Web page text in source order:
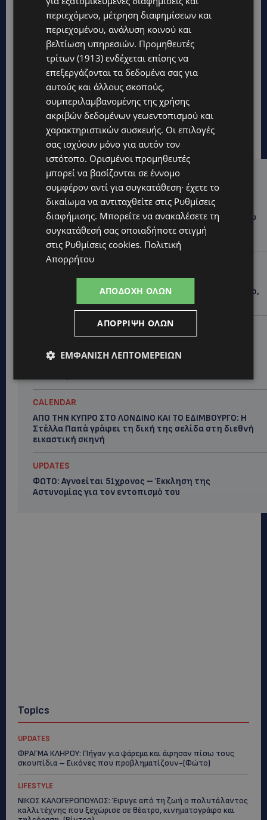
Hot this week
UPDATES
ΦΡΑΓΜΑ ΚΛΗΡΟΥ: Πήγαν για ψάρεμα και άφησαν πίσω
τους σκουπίδια – Εικόνες που προβληματίζουν-
(Φώτο)
LIFESTYLE
ΝΙΚΟΣ ΚΑΛΟΓΕΡΟΠΟΥΛΟΣ: Έφυγε από τη ζωή ο
πολυτάλαντος καλλιτέχνης που ξεχώρισε σε θέατρο,
κινηματογράφο και τηλεόραση-(Bίντεο)
μπαίνει στο σπίτι της –Έλειπε στο εξωτερικό
CALENDAR
ΑΠΟ ΤΗΝ ΚΥΠΡΟ ΣΤΟ ΛΟΝΔΙΝΟ ΚΑΙ ΤΟ ΕΔΙΜΒΟΥΡΓΟ: Η
Στέλλα Παπά γράφει τη δική της σελίδα στη διεθνή
εικαστική σκηνή
UPDATES
ΦΩΤΟ: Αγνοείται 51χρονος – Έκκληση της
Αστυνομίας για τον εντοπισμό του
Topics
UPDATES
ΦΡΑΓΜΑ ΚΛΗΡΟΥ: Πήγαν για ψάρεμα και άφησαν πίσω τους
σκουπίδια – Εικόνες που προβληματίζουν-(Φώτο)
LIFESTYLE
ΝΙΚΟΣ ΚΑΛΟΓΕΡΟΠΟΥΛΟΣ: Έφυγε από τη ζωή ο πολυτάλαντος
καλλιτέχνης που ξεχώρισε σε θέατρο, κινηματογράφο και
περιεχόμενο, μέτρηση διαφημίσεων και
περιεχομένου, ανάλυση κοινού και
βελτίωση υπηρεσιών. Προμηθευτές
τρίτων (1913) ενδέχεται επίσης να
επεξεργάζονται τα δεδομένα σας για
αυτούς και άλλους σκοπούς,
συμπεριλαμβανομένης της χρήσης
ακριβών δεδομένων γεωεντοπισμού και
χαρακτηριστικών συσκευής. Οι επιλογές
σας ισχύουν μόνο για αυτόν τον
ιστότοπο. Ορισμένοι προμηθευτές
μπορεί να βασίζονται σε έννομο
συμφέρον αντί για συγκατάθεση· έχετε το
δικαίωμα να αντιταχθείτε στις Ρυθμίσεις
διαφήμισης. Μπορείτε να ανακαλέσετε τη
συγκατάθεσή σας οποιαδήποτε στιγμή
στις Ρυθμίσεις cookies. Πολιτική
Απορρήτου
ΑΠΟΔΟΧΉ ΌΛΩΝ
ΑΠΌΡΡΙΨΗ ΌΛΩΝ
ΕΜΦΆΝΙΣΗ ΛΕΠΤΟΜΕΡΕΙΏΝ